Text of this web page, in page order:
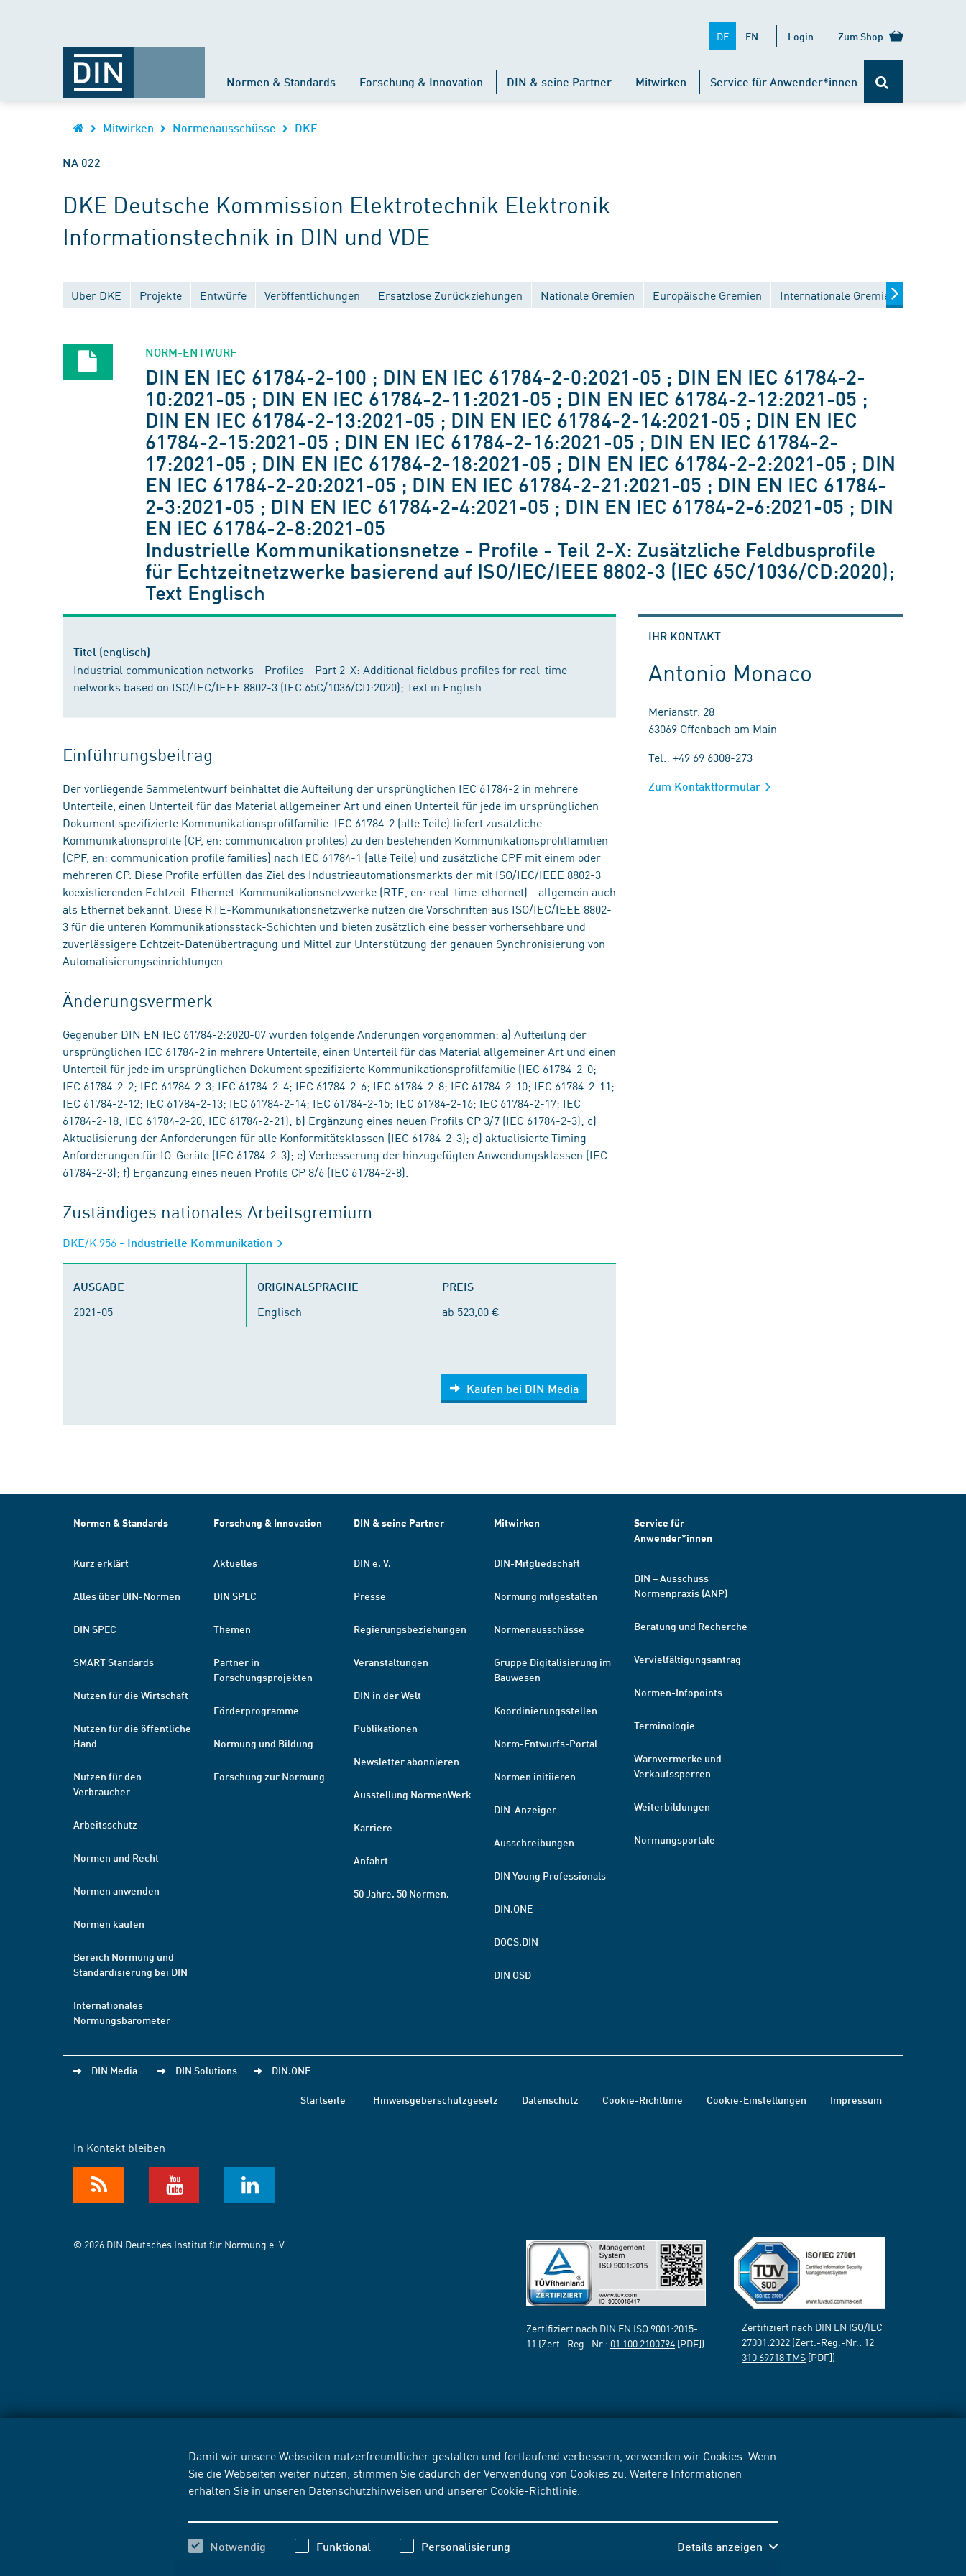
Damit wir unsere Webseiten nutzerfreundlicher gestalten und fortlaufend verbessern, verwenden wir Cookies. Wenn
Sie die Webseiten weiter nutzen, stimmen Sie dadurch der Verwendung von Cookies zu. Weitere Informationen
erhalten Sie in unseren Datenschutzhinweisen und unserer Cookie-Richtlinie
Notwendig Funktional Personalisierung Details anzeigen
DE EN Login Zum Shop
Normen & Standards Forschung & Innovation DIN & seine Partner Mitwirken Service für Anwender*innen
Mitwirken Normenausschüsse DKE
NA 022
DKE Deutsche Kommission Elektrotechnik Elektronik
Informationstechnik in DIN und VDE
Über DKE Projekte Entwürfe Veröffentlichungen Ersatzlose Zurückziehungen Nationale Gremien Europäische Gremien Internationale Gremien
NORM-ENTWURF
DIN EN IEC 61784-2-100 ; DIN EN IEC 61784-2-0:2021-05 ; DIN EN IEC 61784-2-
10:2021-05 ; DIN EN IEC 61784-2-11:2021-05 ; DIN EN IEC 61784-2-12:2021-05 ;
DIN EN IEC 61784-2-13:2021-05 ; DIN EN IEC 61784-2-14:2021-05 ; DIN EN IEC
61784-2-15:2021-05 ; DIN EN IEC 61784-2-16:2021-05 ; DIN EN IEC 61784-2-
17:2021-05 ; DIN EN IEC 61784-2-18:2021-05 ; DIN EN IEC 61784-2-2:2021-05 ; DIN
EN IEC 61784-2-20:2021-05 ; DIN EN IEC 61784-2-21:2021-05 ; DIN EN IEC 61784-
2-3:2021-05 ; DIN EN IEC 61784-2-4:2021-05 ; DIN EN IEC 61784-2-6:2021-05 ; DIN
EN IEC 61784-2-8:2021-05
Industrielle Kommunikationsnetze - Profile - Teil 2-X: Zusätzliche Feldbusprofile
für Echtzeitnetzwerke basierend auf ISO/IEC/IEEE 8802-3 (IEC 65C/1036/CD:2020);
Text Englisch
Titel (englisch)
Industrial communication networks - Profiles - Part 2-X: Additional fieldbus profiles for real-time
networks based on ISO/IEC/IEEE 8802-3 (IEC 65C/1036/CD:2020); Text in English
Einführungsbeitrag
Der vorliegende Sammelentwurf beinhaltet die Aufteilung der ursprünglichen IEC 61784-2 in mehrere
Unterteile, einen Unterteil für das Material allgemeiner Art und einen Unterteil für jede im ursprünglichen
Dokument spezifizierte Kommunikationsprofilfamilie. IEC 61784-2 (alle Teile) liefert zusätzliche
Kommunikationsprofile (CP, en: communication profiles) zu den bestehenden Kommunikationsprofilfamilien
(CPF, en: communication profile families) nach IEC 61784-1 (alle Teile) und zusätzliche CPF mit einem oder
mehreren CP. Diese Profile erfüllen das Ziel des Industrieautomationsmarkts der mit ISO/IEC/IEEE 8802-3
koexistierenden Echtzeit-Ethernet-Kommunikationsnetzwerke (RTE, en: real-time-ethernet) - allgemein auch
als Ethernet bekannt. Diese RTE-Kommunikationsnetzwerke nutzen die Vorschriften aus ISO/IEC/IEEE 8802-
3 für die unteren Kommunikationsstack-Schichten und bieten zusätzlich eine besser vorhersehbare und
zuverlässigere Echtzeit-Datenübertragung und Mittel zur Unterstützung der genauen Synchronisierung von
Automatisierungseinrichtungen.
Änderungsvermerk
Gegenüber DIN EN IEC 61784-2:2020-07 wurden folgende Änderungen vorgenommen: a) Aufteilung der
ursprünglichen IEC 61784-2 in mehrere Unterteile, einen Unterteil für das Material allgemeiner Art und einen
Unterteil für jede im ursprünglichen Dokument spezifizierte Kommunikationsprofilfamilie (IEC 61784-2-0;
IEC 61784-2-2; IEC 61784-2-3; IEC 61784-2-4; IEC 61784-2-6; IEC 61784-2-8; IEC 61784-2-10; IEC 61784-2-11;
IEC 61784-2-12; IEC 61784-2-13; IEC 61784-2-14; IEC 61784-2-15; IEC 61784-2-16; IEC 61784-2-17; IEC
61784-2-18; IEC 61784-2-20; IEC 61784-2-21); b) Ergänzung eines neuen Profils CP 3/7 (IEC 61784-2-3); c)
Aktualisierung der Anforderungen für alle Konformitätsklassen (IEC 61784-2-3); d) aktualisierte Timing-
Anforderungen für IO-Geräte (IEC 61784-2-3); e) Verbesserung der hinzugefügten Anwendungsklassen (IEC
61784-2-3); f) Ergänzung eines neuen Profils CP 8/6 (IEC 61784-2-8).
Zuständiges nationales Arbeitsgremium
DKE/K 956 - Industrielle Kommunikation
AUSGABE
2021-05
ORIGINALSPRACHE
Englisch
PREIS
ab 523,00 €
Kaufen bei DIN Media
IHR KONTAKT
Antonio Monaco
Merianstr. 28
63069 Offenbach am Main
Tel.: +49 69 6308-273
Zum Kontaktformular
Normen & Standards
Kurz erklärt
Alles über DIN-Normen
DIN SPEC
SMART Standards
Nutzen für die Wirtschaft
Nutzen für die öffentliche
Hand
Nutzen für den
Verbraucher
Arbeitsschutz
Normen und Recht
Normen anwenden
Normen kaufen
Bereich Normung und
Standardisierung bei DIN
Internationales
Normungsbarometer
Forschung & Innovation
Aktuelles
DIN SPEC
Themen
Partner in
Forschungsprojekten
Förderprogramme
Normung und Bildung
Forschung zur Normung
DIN & seine Partner
DIN e. V.
Presse
Regierungsbeziehungen
Veranstaltungen
DIN in der Welt
Publikationen
Newsletter abonnieren
Ausstellung NormenWerk
Karriere
Anfahrt
50 Jahre. 50 Normen.
Mitwirken
DIN-Mitgliedschaft
Normung mitgestalten
Normenausschüsse
Gruppe Digitalisierung im
Bauwesen
Koordinierungsstellen
Norm-Entwurfs-Portal
Normen initiieren
DIN-Anzeiger
Ausschreibungen
DIN Young Professionals
DIN.ONE
DOCS.DIN
DIN OSD
Service für
Anwender*innen
DIN – Ausschuss
Normenpraxis (ANP)
Beratung und Recherche
Vervielfältigungsantrag
Normen-Infopoints
Terminologie
Warnvermerke und
Verkaufssperren
Weiterbildungen
Normungsportale
DIN Media DIN Solutions DIN.ONE
Startseite Hinweisgeberschutzgesetz Datenschutz Cookie-Richtlinie Cookie-Einstellungen Impressum
In Kontakt bleiben
© 2026 DIN Deutsches Institut für Normung e. V.
Zertifiziert nach DIN EN ISO 9001:2015-
11 (Zert.-Reg.-Nr.: 01 100 2100794 [PDF])
Zertifiziert nach DIN EN ISO/IEC
27001:2022 (Zert.-Reg.-Nr.: 12
310 69718 TMS [PDF])